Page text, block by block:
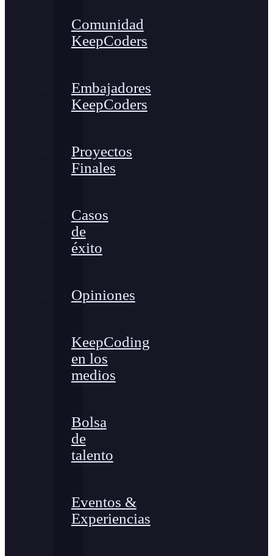
Comunidad
KeepCoders
Embajadores
KeepCoders
Proyectos
Finales
Casos
de
éxito
Opiniones
KeepCoding
en los
medios
Bolsa
de
talento
Eventos &
Experiencias